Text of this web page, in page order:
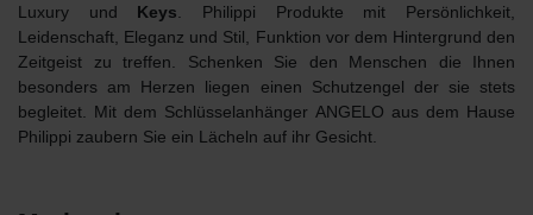
Luxury und Keys . Philippi Produkte mit Persönlichkeit,
Leidenschaft, Eleganz und Stil, Funktion vor dem Hintergrund den
Zeitgeist zu treffen. Schenken Sie den Menschen die Ihnen
besonders am Herzen liegen einen Schutzengel der sie stets
begleitet. Mit dem Schlüsselanhänger ANGELO aus dem Hause
Philippi zaubern Sie ein Lächeln auf ihr Gesicht.